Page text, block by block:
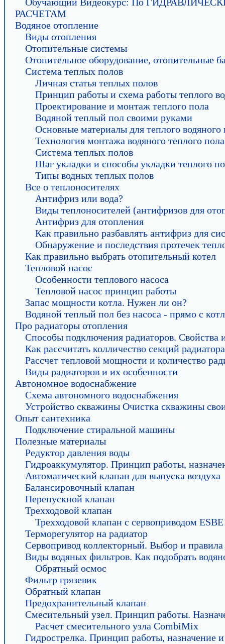
РАСЧЕТАМ
Водяное отопление
Виды отопления
Отопительные системы
Отопительное оборудование, отопительные
Система теплых полов
Личная статья теплых полов
Принцип работы и схема работы теплого
Проектирование и монтаж теплого пола
Водяной теплый пол своими руками
Основные материалы для теплого водяного
Технология монтажа водяного теплого пола
Система теплых полов
Шаг укладки и способы укладки теплого
Типы водных теплых полов
Все о теплоносителях
Антифриз или вода?
Виды теплоносителей (антифризов для
Антифриз для отопления
Как правильно разбавлять антифриз для
Обнаружение и последствия протечек
Как правильно выбрать отопительный котел
Тепловой насос
Особенности теплового насоса
Тепловой насос принцип работы
Запас мощности котла. Нужен ли он?
Водяной теплый пол без насоса - прямо с
Про радиаторы отопления
Способы подключения радиаторов. Свойства
Как рассчитать колличество секций
Рассчет тепловой мощности и количество
Виды радиаторов и их особенности
Автономное водоснабжение
Схема автономного водоснабжения
Устройство скважины Очистка скважины
Опыт сантехника
Подключение стиральной машины
Полезные материалы
Редуктор давления воды
Гидроаккумулятор. Принцип работы,
Автоматический клапан для выпуска воздуха
Балансировочный клапан
Перепускной клапан
Трехходовой клапан
Трехходовой клапан с сервоприводом ESBE
Терморегулятор на радиатор
Сервопривод коллекторный. Выбор и
Виды водяных фильтров. Как подобрать
Обратный осмос
Фильтр грязевик
Обратный клапан
Предохранительный клапан
Смесительный узел. Принцип работы.
Расчет смесительного узла CombiMix
Гидрострелка. Принцип работы, назначение